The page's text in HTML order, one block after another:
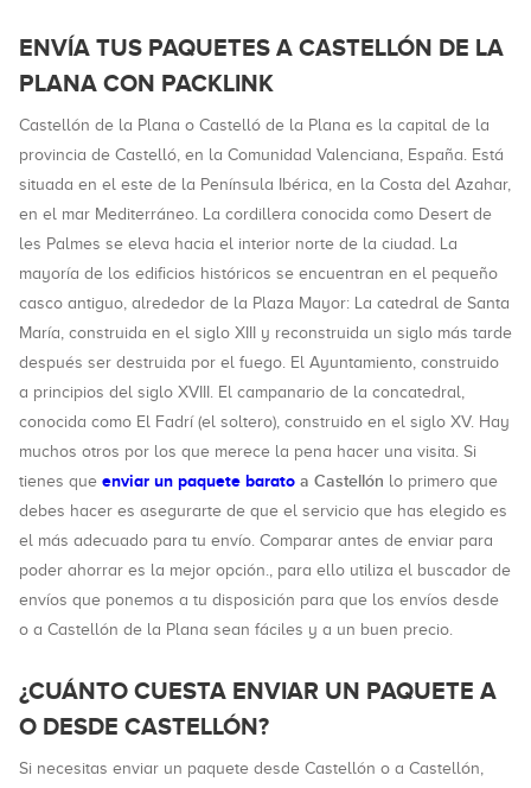
ENVÍA TUS PAQUETES A CASTELLÓN DE LA
PLANA CON PACKLINK
Castellón de la Plana o Castelló de la Plana es la capital de la
provincia de Castelló, en la Comunidad Valenciana, España. Está
situada en el este de la Península Ibérica, en la Costa del Azahar,
en el mar Mediterráneo. La cordillera conocida como Desert de
les Palmes se eleva hacia el interior norte de la ciudad. La
mayoría de los edificios históricos se encuentran en el pequeño
casco antiguo, alrededor de la Plaza Mayor: La catedral de Santa
María, construida en el siglo XIII y reconstruida un siglo más tarde
después ser destruida por el fuego. El Ayuntamiento, construido
a principios del siglo XVIII. El campanario de la concatedral,
conocida como El Fadrí (el soltero), construido en el siglo XV. Hay
muchos otros por los que merece la pena hacer una visita. Si
tienes que enviar un paquete barato a Castellón lo primero que
debes hacer es asegurarte de que el servicio que has elegido es
el más adecuado para tu envío. Comparar antes de enviar para
poder ahorrar es la mejor opción., para ello utiliza el buscador de
envíos que ponemos a tu disposición para que los envíos desde
o a Castellón de la Plana sean fáciles y a un buen precio.
¿CUÁNTO CUESTA ENVIAR UN PAQUETE A
O DESDE CASTELLÓN?
Si necesitas enviar un paquete desde Castellón o a Castellón,